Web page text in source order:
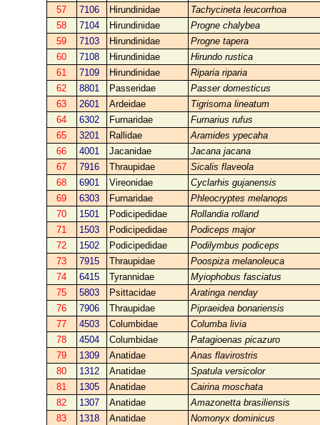
57
7106 Hirundinidae
Tachycineta leucorrhoa
58
7104 Hirundinidae
Progne chalybea
59
7103 Hirundinidae
Progne tapera
60
7108 Hirundinidae
Hirundo rustica
61
7109 Hirundinidae
Riparia riparia
62
8801 Passeridae
Passer domesticus
63
2601 Ardeidae
Tigrisoma lineatum
64
6302 Furnaridae
Furnarius rufus
65
3201 Rallidae
Aramides ypecaha
66
4001 Jacanidae
Jacana jacana
67
7916 Thraupidae
Sicalis flaveola
68
6901 Vireonidae
Cyclarhis gujanensis
69
6303 Furnaridae
Phleocryptes melanops
70
1501 Podicipedidae
Rollandia rolland
71
1503 Podicipedidae
Podiceps major
72
1502 Podicipedidae
Podilymbus podiceps
73
7915 Thraupidae
Poospiza melanoleuca
74
6415 Tyrannidae
Myiophobus fasciatus
75
5803 Psittacidae
Aratinga nenday
76
7906 Thraupidae
Pipraeidea bonariensis
77
4503 Columbidae
Columba livia
78
4504 Columbidae
Patagioenas picazuro
79
1309 Anatidae
Anas flavirostris
80
1312 Anatidae
Spatula versicolor
81
1305 Anatidae
Cairina moschata
82
1307 Anatidae
Amazonetta brasiliensis
83
1318 Anatidae
Nomonyx dominicus